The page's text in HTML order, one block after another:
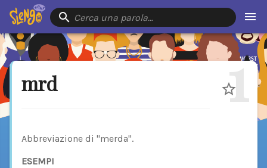
Cerca una parola…
mrd 1
Abbreviazione di "merda".
ESEMPI